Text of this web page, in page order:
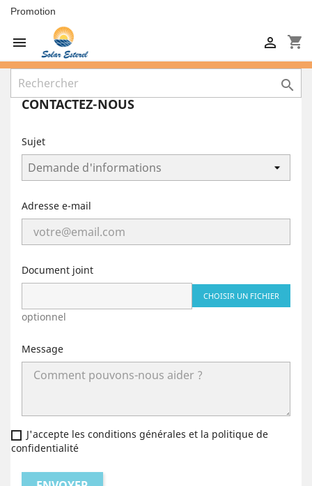
Promotion
 shopping_cart


CONTACTEZ-NOUS
Sujet
Adresse e-mail
Document joint
CHOISIR UN FICHIER
optionnel
Message
J'accepte les conditions générales et la politique de
confidentialité